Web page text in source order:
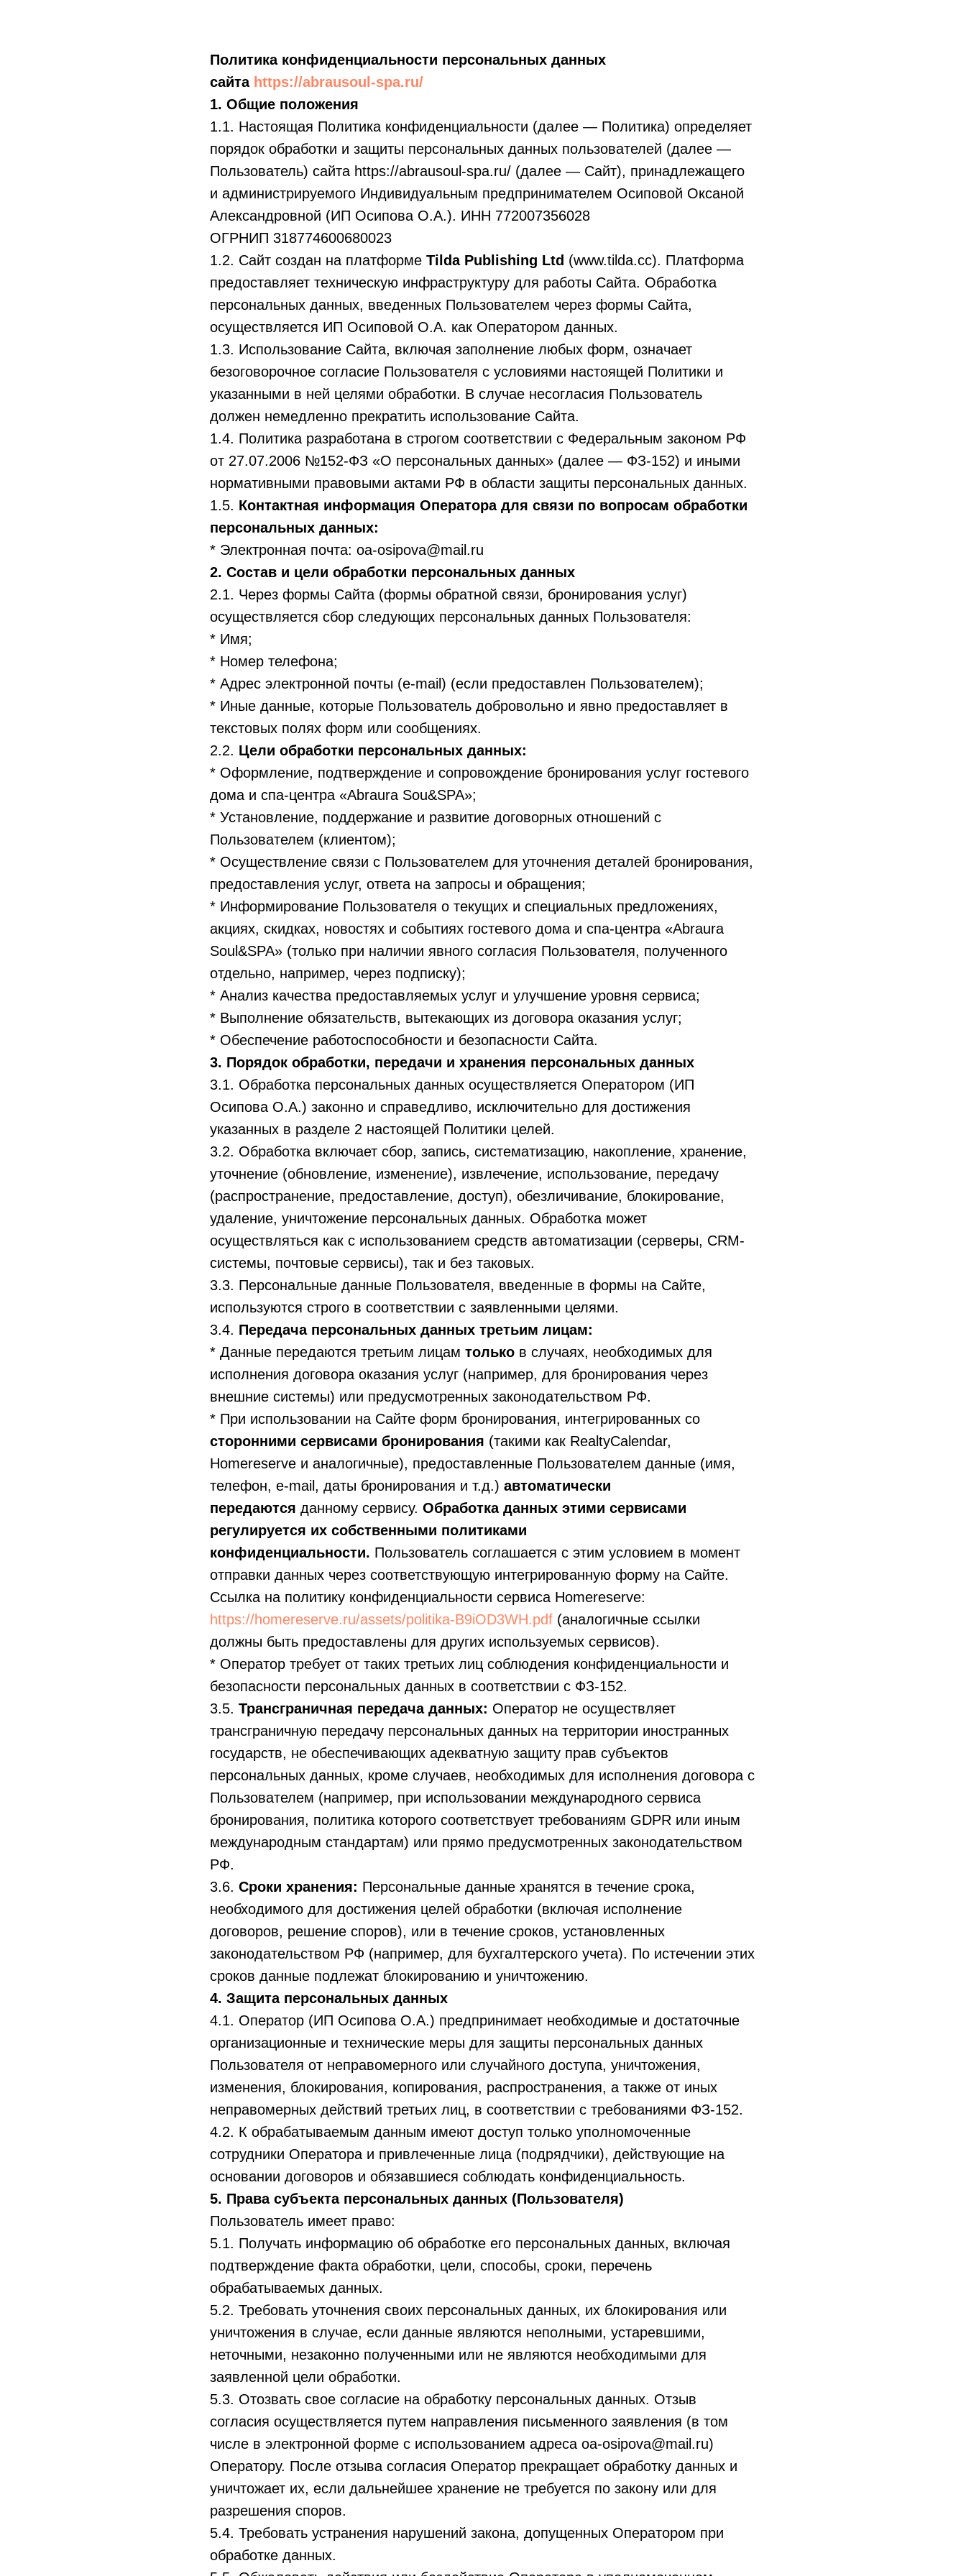
Политика конфиденциальности персональных данных
сайта https://abrausoul-spa.ru/
1. Общие положения
1.1. Настоящая Политика конфиденциальности (далее — Политика) определяет
порядок обработки и защиты персональных данных пользователей (далее —
Пользователь) сайта https://abrausoul-spa.ru/ (далее — Сайт), принадлежащего
и администрируемого Индивидуальным предпринимателем Осиповой Оксаной
Александровной (ИП Осипова О.А.). ИНН 772007356028
ОГРНИП 318774600680023
1.2. Сайт создан на платформе Tilda Publishing Ltd (www.tilda.cc). Платформа
предоставляет техническую инфраструктуру для работы Сайта. Обработка
персональных данных, введенных Пользователем через формы Сайта,
осуществляется ИП Осиповой О.А. как Оператором данных.
1.3. Использование Сайта, включая заполнение любых форм, означает
безоговорочное согласие Пользователя с условиями настоящей Политики и
указанными в ней целями обработки. В случае несогласия Пользователь
должен немедленно прекратить использование Сайта.
1.4. Политика разработана в строгом соответствии с Федеральным законом РФ
от 27.07.2006 №152-ФЗ «О персональных данных» (далее — ФЗ-152) и иными
нормативными правовыми актами РФ в области защиты персональных данных.
1.5. Контактная информация Оператора для связи по вопросам обработки
персональных данных:
* Электронная почта: oa-osipova@mail.ru
2. Состав и цели обработки персональных данных
2.1. Через формы Сайта (формы обратной связи, бронирования услуг)
осуществляется сбор следующих персональных данных Пользователя:
* Имя;
* Номер телефона;
* Адрес электронной почты (e-mail) (если предоставлен Пользователем);
* Иные данные, которые Пользователь добровольно и явно предоставляет в
текстовых полях форм или сообщениях.
2.2. Цели обработки персональных данных:
* Оформление, подтверждение и сопровождение бронирования услуг гостевого
дома и спа-центра «Abraura Sou&SPA»;
* Установление, поддержание и развитие договорных отношений с
Пользователем (клиентом);
* Осуществление связи с Пользователем для уточнения деталей бронирования,
предоставления услуг, ответа на запросы и обращения;
* Информирование Пользователя о текущих и специальных предложениях,
акциях, скидках, новостях и событиях гостевого дома и спа-центра «Abraura
Soul&SPA» (только при наличии явного согласия Пользователя, полученного
отдельно, например, через подписку);
* Анализ качества предоставляемых услуг и улучшение уровня сервиса;
* Выполнение обязательств, вытекающих из договора оказания услуг;
* Обеспечение работоспособности и безопасности Сайта.
3. Порядок обработки, передачи и хранения персональных данных
3.1. Обработка персональных данных осуществляется Оператором (ИП
Осипова О.А.) законно и справедливо, исключительно для достижения
указанных в разделе 2 настоящей Политики целей.
3.2. Обработка включает сбор, запись, систематизацию, накопление, хранение,
уточнение (обновление, изменение), извлечение, использование, передачу
(распространение, предоставление, доступ), обезличивание, блокирование,
удаление, уничтожение персональных данных. Обработка может
осуществляться как с использованием средств автоматизации (серверы, CRM-
системы, почтовые сервисы), так и без таковых.
3.3. Персональные данные Пользователя, введенные в формы на Сайте,
используются строго в соответствии с заявленными целями.
3.4. Передача персональных данных третьим лицам:
* Данные передаются третьим лицам только в случаях, необходимых для
исполнения договора оказания услуг (например, для бронирования через
внешние системы) или предусмотренных законодательством РФ.
* При использовании на Сайте форм бронирования, интегрированных со
сторонними сервисами бронирования (такими как RealtyCalendar,
Homereserve и аналогичные), предоставленные Пользователем данные (имя,
телефон, e-mail, даты бронирования и т.д.) автоматически
передаются данному сервису. Обработка данных этими сервисами
регулируется их собственными политиками
конфиденциальности. Пользователь соглашается с этим условием в момент
отправки данных через соответствующую интегрированную форму на Сайте.
Ссылка на политику конфиденциальности сервиса Homereserve:
https://homereserve.ru/assets/politika-B9iOD3WH.pdf (аналогичные ссылки
должны быть предоставлены для других используемых сервисов).
* Оператор требует от таких третьих лиц соблюдения конфиденциальности и
безопасности персональных данных в соответствии с ФЗ-152.
3.5. Трансграничная передача данных: Оператор не осуществляет
трансграничную передачу персональных данных на территории иностранных
государств, не обеспечивающих адекватную защиту прав субъектов
персональных данных, кроме случаев, необходимых для исполнения договора с
Пользователем (например, при использовании международного сервиса
бронирования, политика которого соответствует требованиям GDPR или иным
международным стандартам) или прямо предусмотренных законодательством
РФ.
3.6. Сроки хранения: Персональные данные хранятся в течение срока,
необходимого для достижения целей обработки (включая исполнение
договоров, решение споров), или в течение сроков, установленных
законодательством РФ (например, для бухгалтерского учета). По истечении этих
сроков данные подлежат блокированию и уничтожению.
4. Защита персональных данных
4.1. Оператор (ИП Осипова О.А.) предпринимает необходимые и достаточные
организационные и технические меры для защиты персональных данных
Пользователя от неправомерного или случайного доступа, уничтожения,
изменения, блокирования, копирования, распространения, а также от иных
неправомерных действий третьих лиц, в соответствии с требованиями ФЗ-152.
4.2. К обрабатываемым данным имеют доступ только уполномоченные
сотрудники Оператора и привлеченные лица (подрядчики), действующие на
основании договоров и обязавшиеся соблюдать конфиденциальность.
5. Права субъекта персональных данных (Пользователя)
Пользователь имеет право:
5.1. Получать информацию об обработке его персональных данных, включая
подтверждение факта обработки, цели, способы, сроки, перечень
обрабатываемых данных.
5.2. Требовать уточнения своих персональных данных, их блокирования или
уничтожения в случае, если данные являются неполными, устаревшими,
неточными, незаконно полученными или не являются необходимыми для
заявленной цели обработки.
5.3. Отозвать свое согласие на обработку персональных данных. Отзыв
согласия осуществляется путем направления письменного заявления (в том
числе в электронной форме с использованием адреса oa-osipova@mail.ru)
Оператору. После отзыва согласия Оператор прекращает обработку данных и
уничтожает их, если дальнейшее хранение не требуется по закону или для
разрешения споров.
5.4. Требовать устранения нарушений закона, допущенных Оператором при
обработке данных.